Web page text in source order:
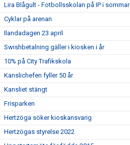
Lira Blågult - Fotbollsskolan på IP i sommar
Cyklar på arenan
Ilandadagen 23 april
Swishbetalning gäller i kiosken i år
10% på City Trafikskola
Kanslichefen fyller 50 år
Kansliet stängt
Frisparken
Hertzöga söker kioskansvarig
Hertzögas styrelse 2022